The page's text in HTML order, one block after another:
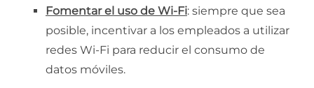
Fomentar el uso de Wi-Fi: siempre que sea
posible, incentivar a los empleados a utilizar
redes Wi-Fi para reducir el consumo de
datos móviles.